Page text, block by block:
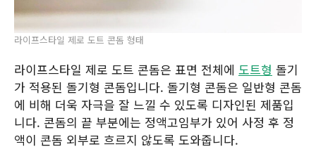
라이프스타일 제로 도트 콘돔 형태
라이프스타일 제로 도트 콘돔은 표면 전체에 도트형 돌기
가 적용된 돌기형 콘돔입니다. 돌기형 콘돔은 일반형 콘돔
에 비해 더욱 자극을 잘 느낄 수 있도록 디자인된 제품입
니다. 콘돔의 끝 부분에는 정액고임부가 있어 사정 후 정
액이 콘돔 외부로 흐르지 않도록 도와줍니다.